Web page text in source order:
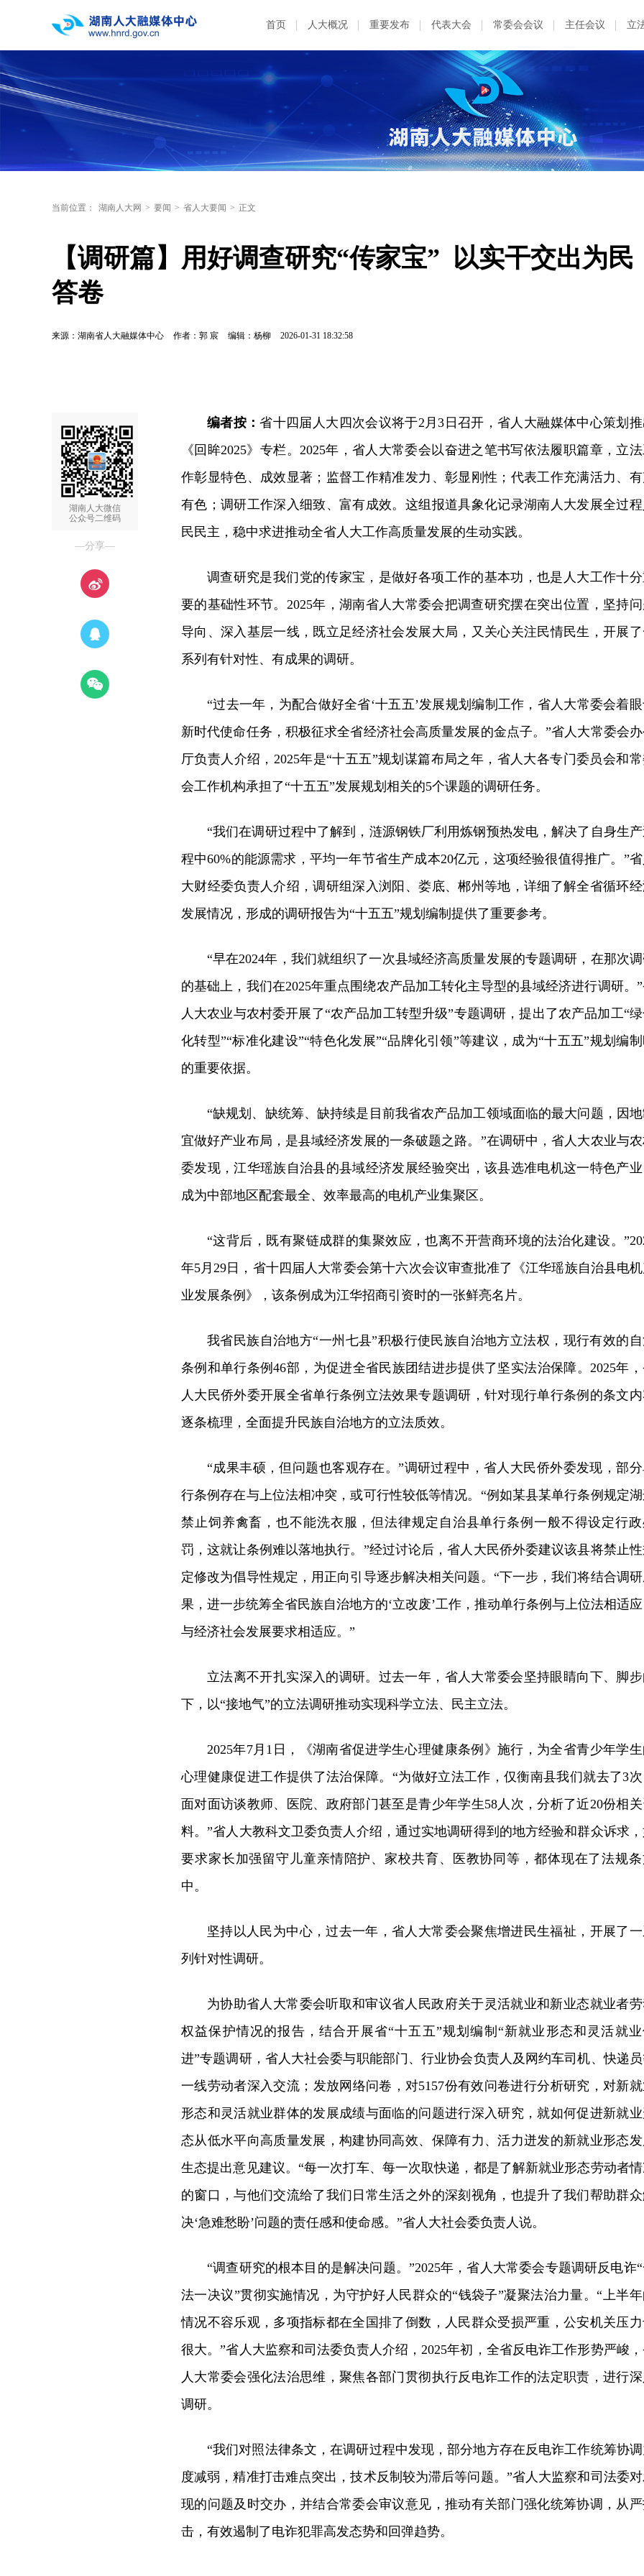
首页 人大概况 重要发布 代表大会 常委会会议 主任会议 立
当前位置： 湖南人大网 > 要闻 > 省人大要闻 > 正文
【调研篇】用好调查研究“传家宝”  以实干交出为民
答卷
来源：湖南省人大融媒体中心 作者：郭 宸 编辑：杨柳 2026-01-31 18:32:58
湖南人大微信
公众号二维码
—分享—
编者按：省十四届人大四次会议将于2月3日召开，省人大融媒体中心策划推
《回眸2025》专栏。2025年，省人大常委会以奋进之笔书写依法履职篇章，立
作彰显特色、成效显著；监督工作精准发力、彰显刚性；代表工作充满活力、
有色；调研工作深入细致、富有成效。这组报道具象化记录湖南人大发展全过程
民民主，稳中求进推动全省人大工作高质量发展的生动实践。
调查研究是我们党的传家宝，是做好各项工作的基本功，也是人大工作十
要的基础性环节。2025年，湖南省人大常委会把调查研究摆在突出位置，坚持
导向、深入基层一线，既立足经济社会发展大局，又关心关注民情民生，开展
系列有针对性、有成果的调研。
“过去一年，为配合做好全省‘十五五’发展规划编制工作，省人大常委会着
新时代使命任务，积极征求全省经济社会高质量发展的金点子。”省人大常委会
厅负责人介绍，2025年是“十五五”规划谋篇布局之年，省人大各专门委员会和
会工作机构承担了“十五五”发展规划相关的5个课题的调研任务。
“我们在调研过程中了解到，涟源钢铁厂利用炼钢预热发电，解决了自身生
程中60%的能源需求，平均一年节省生产成本20亿元，这项经验很值得推广。”省
大财经委负责人介绍，调研组深入浏阳、娄底、郴州等地，详细了解全省循环
发展情况，形成的调研报告为“十五五”规划编制提供了重要参考。
“早在2024年，我们就组织了一次县域经济高质量发展的专题调研，在那次
的基础上，我们在2025年重点围绕农产品加工转化主导型的县域经济进行调研。
人大农业与农村委开展了“农产品加工转型升级”专题调研，提出了农产品加工“
化转型”“标准化建设”“特色化发展”“品牌化引领”等建议，成为“十五五”规划编
的重要依据。
“缺规划、缺统筹、缺持续是目前我省农产品加工领域面临的最大问题，因地
宜做好产业布局，是县域经济发展的一条破题之路。”在调研中，省人大农业与
委发现，江华瑶族自治县的县域经济发展经验突出，该县选准电机这一特色产业
成为中部地区配套最全、效率最高的电机产业集聚区。
“这背后，既有聚链成群的集聚效应，也离不开营商环境的法治化建设。
年5月29日，省十四届人大常委会第十六次会议审查批准了《江华瑶族自治县电
业发展条例》，该条例成为江华招商引资时的一张鲜亮名片。
我省民族自治地方“一州七县”积极行使民族自治地方立法权，现行有效的
条例和单行条例46部，为促进全省民族团结进步提供了坚实法治保障。2025年
人大民侨外委开展全省单行条例立法效果专题调研，针对现行单行条例的条文
逐条梳理，全面提升民族自治地方的立法质效。
“成果丰硕，但问题也客观存在。”调研过程中，省人大民侨外委发现，部
行条例存在与上位法相冲突，或可行性较低等情况。“例如某县某单行条例规定湖
禁止饲养禽畜，也不能洗衣服，但法律规定自治县单行条例一般不得设定行政
罚，这就让条例难以落地执行。”经过讨论后，省人大民侨外委建议该县将禁止
定修改为倡导性规定，用正向引导逐步解决相关问题。“下一步，我们将结合调
果，进一步统筹全省民族自治地方的‘立改废’工作，推动单行条例与上位法相适应
与经济社会发展要求相适应。”
立法离不开扎实深入的调研。过去一年，省人大常委会坚持眼睛向下、脚步
下，以“接地气”的立法调研推动实现科学立法、民主立法。
2025年7月1日，《湖南省促进学生心理健康条例》施行，为全省青少年学
心理健康促进工作提供了法治保障。“为做好立法工作，仅衡南县我们就去了3次
面对面访谈教师、医院、政府部门甚至是青少年学生58人次，分析了近20份相
料。”省人大教科文卫委负责人介绍，通过实地调研得到的地方经验和群众诉求
要求家长加强留守儿童亲情陪护、家校共育、医教协同等，都体现在了法规条
中。
坚持以人民为中心，过去一年，省人大常委会聚焦增进民生福祉，开展了
列针对性调研。
为协助省人大常委会听取和审议省人民政府关于灵活就业和新业态就业者
权益保护情况的报告，结合开展省“十五五”规划编制“新就业形态和灵活就业
进”专题调研，省人大社会委与职能部门、行业协会负责人及网约车司机、快递
一线劳动者深入交流；发放网络问卷，对5157份有效问卷进行分析研究，对新
形态和灵活就业群体的发展成绩与面临的问题进行深入研究，就如何促进新就
态从低水平向高质量发展，构建协同高效、保障有力、活力迸发的新就业形态
生态提出意见建议。“每一次打车、每一次取快递，都是了解新就业形态劳动者
的窗口，与他们交流给了我们日常生活之外的深刻视角，也提升了我们帮助群
决‘急难愁盼’问题的责任感和使命感。”省人大社会委负责人说。
“调查研究的根本目的是解决问题。”2025年，省人大常委会专题调研反电诈
法一决议”贯彻实施情况，为守护好人民群众的“钱袋子”凝聚法治力量。“上半
情况不容乐观，多项指标都在全国排了倒数，人民群众受损严重，公安机关压
很大。”省人大监察和司法委负责人介绍，2025年初，全省反电诈工作形势严峻
人大常委会强化法治思维，聚焦各部门贯彻执行反电诈工作的法定职责，进行深
调研。
“我们对照法律条文，在调研过程中发现，部分地方存在反电诈工作统筹协调
度减弱，精准打击难点突出，技术反制较为滞后等问题。”省人大监察和司法委
现的问题及时交办，并结合常委会审议意见，推动有关部门强化统筹协调，从
击，有效遏制了电诈犯罪高发态势和回弹趋势。